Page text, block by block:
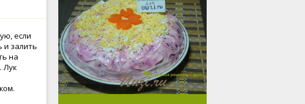
если
и залить
на
Лук